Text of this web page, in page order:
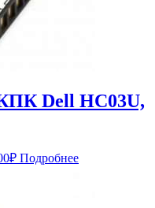
Dell HC03U,
₽Текущая
цена:
Подробнее